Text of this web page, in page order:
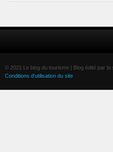
© 2021 Le blog du tourisme | Blog édité par
Conditions d'utilisation du site